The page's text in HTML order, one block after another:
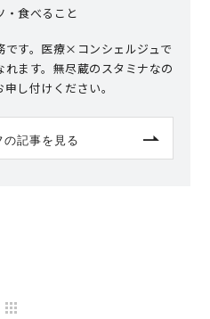
の追求
・食べること
です。医療×コンシェルジュで
れます。無尽蔵のスタミナなの
し付けください。
の記事を見る